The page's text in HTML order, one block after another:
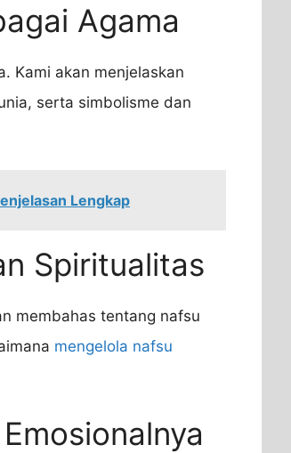
Agama
Kami akan menjelaskan
serta simbolisme dan
Lengkap
Spiritualitas
membahas tentang nafsu
mengelola nafsu